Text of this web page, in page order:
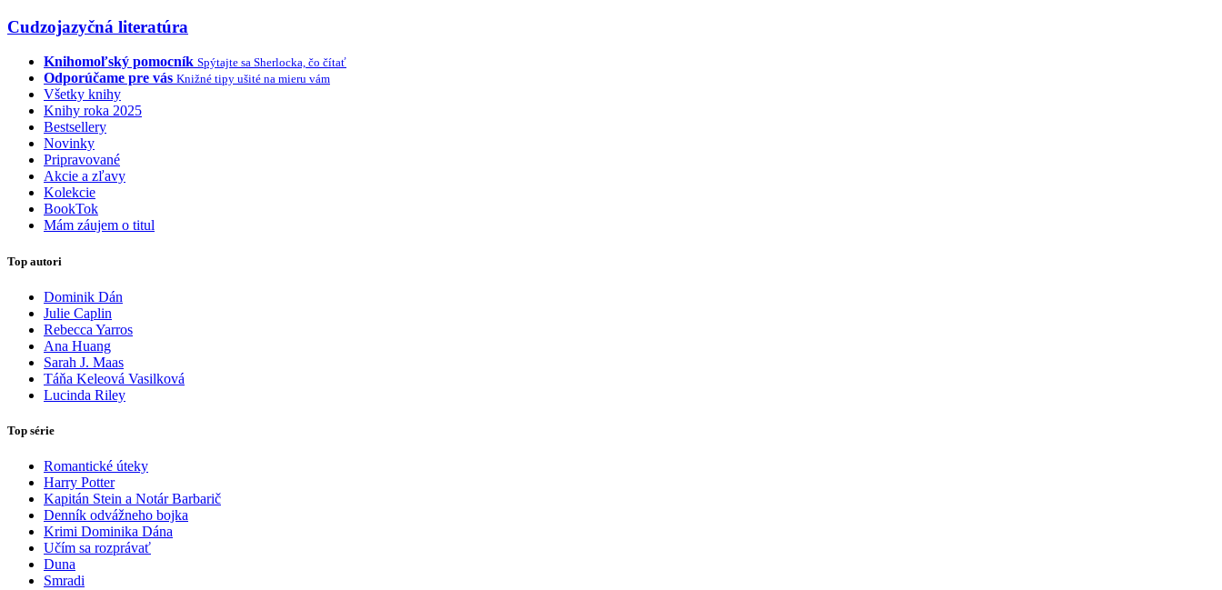
Cudzojazyčná literatúra
Knihomoľský pomocník Spýtajte sa Sherlocka, čo čítať
Odporúčame pre vás Knižné tipy ušité na mieru vám
Všetky knihy
Knihy roka 2025
Bestsellery
Novinky
Pripravované
Akcie a zľavy
Kolekcie
BookTok
Mám záujem o titul
Top autori
Dominik Dán
Julie Caplin
Rebecca Yarros
Ana Huang
Sarah J. Maas
Táňa Keleová Vasilková
Lucinda Riley
Top série
Romantické úteky
Harry Potter
Kapitán Stein a Notár Barbarič
Denník odvážneho bojka
Krimi Dominika Dána
Učím sa rozprávať
Duna
Smradi